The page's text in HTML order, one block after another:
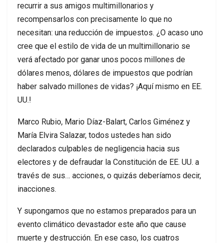
recurrir a sus amigos multimillonarios y
recompensarlos con precisamente lo que no
necesitan: una reducción de impuestos. ¿O acaso uno
cree que el estilo de vida de un multimillonario se
verá afectado por ganar unos pocos millones de
dólares menos, dólares de impuestos que podrían
haber salvado millones de vidas? ¡Aquí mismo en EE.
UU.!
Marco Rubio, Mario Díaz-Balart, Carlos Giménez y
María Elvira Salazar, todos ustedes han sido
declarados culpables de negligencia hacia sus
electores y de defraudar la Constitución de EE. UU. a
través de sus… acciones, o quizás deberíamos decir,
inacciones.
Y supongamos que no estamos preparados para un
evento climático devastador este año que cause
muerte y destrucción. En ese caso, los cuatros